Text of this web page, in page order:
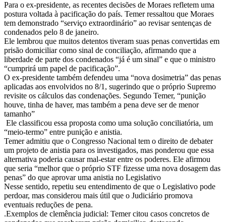
Para o ex-presidente, as recentes decisões de Moraes refletem uma
postura voltada à pacificação do país. Temer ressaltou que Moraes
tem demonstrado “serviço extraordinário” ao revisar sentenças de
condenados pelo 8 de janeiro.
Ele lembrou que muitos detentos tiveram suas penas convertidas em
prisão domiciliar como sinal de conciliação, afirmando que a
liberdade de parte dos condenados “já é um sinal” e que o ministro
“cumprirá um papel de pacificação”.
O ex-presidente também defendeu uma “nova dosimetria” das penas
aplicadas aos envolvidos no 8/1, sugerindo que o próprio Supremo
revisite os cálculos das condenações. Segundo Temer, “punição
houve, tinha de haver, mas também a pena deve ser de menor
tamanho”
Ele classificou essa proposta como uma solução conciliatória, um
“meio-termo” entre punição e anistia.
Temer admitiu que o Congresso Nacional tem o direito de debater
um projeto de anistia para os investigados, mas ponderou que essa
alternativa poderia causar mal-estar entre os poderes. Ele afirmou
que seria “melhor que o próprio STF fizesse uma nova dosagem das
penas” do que aprovar uma anistia no Legislativo
Nesse sentido, repetiu seu entendimento de que o Legislativo pode
perdoar, mas considerou mais útil que o Judiciário promova
eventuais reduções de pena.
.Exemplos de clemência judicial: Temer citou casos concretos de